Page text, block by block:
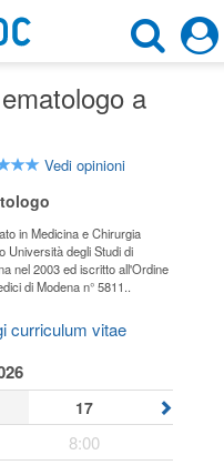
×
×
a
Vedi opinioni
in Medicina e Chirurgia
Università degli Studi di
nel 2003 ed iscritto all'Ordine
di Modena n° 5811..
curriculum vitae
17
8:00